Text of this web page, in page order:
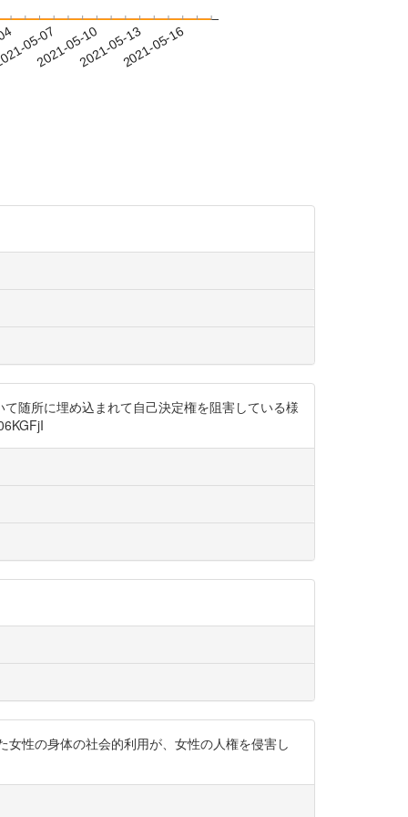
05-07
2021-05-102021-05-132021-05-16
随所に埋め込まれて自己決定権を阻害している様
性の身体の社会的利用が、女性の人権を侵害し